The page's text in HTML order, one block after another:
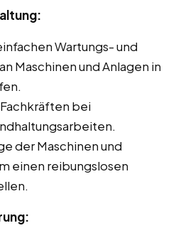
Wartungs- und
Maschinen und Anlagen in
bei
der Maschinen und
einen reibungslosen